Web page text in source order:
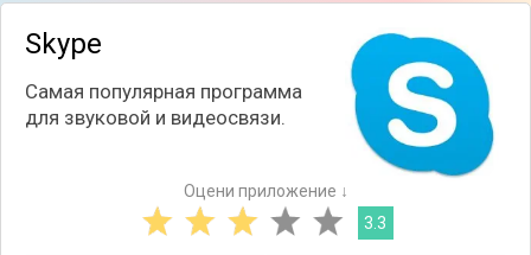
Skype
Самая популярная программа
для звуковой и видеосвязи.
Оцени приложение ↓
3.3